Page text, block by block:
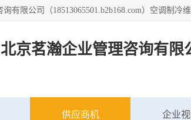
北京茗瀚企业管理咨询有限
供应商机 企业